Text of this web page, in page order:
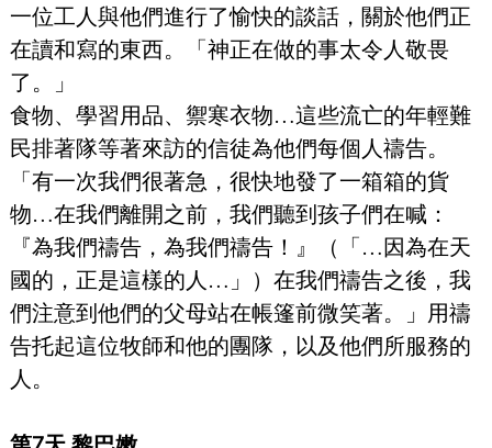
一位工人與他們進行了愉快的談話，關於他們正
在讀和寫的東西。「神正在做的事太令人敬畏
了。」
食物、學習用品、禦寒衣物…這些流亡的年輕難
民排著隊等著來訪的信徒為他們每個人禱告。
「有一次我們很著急，很快地發了一箱箱的貨
物…在我們離開之前，我們聽到孩子們在喊：
『為我們禱告，為我們禱告！』（「…因為在天
國的，正是這樣的人…」）在我們禱告之後，我
們注意到他們的父母站在帳篷前微笑著。」用禱
告托起這位牧師和他的團隊，以及他們所服務的
人。